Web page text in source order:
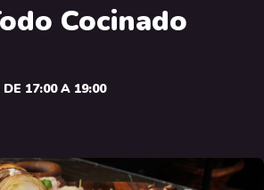
Cocinado
17:00 A 19:00